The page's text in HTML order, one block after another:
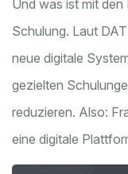
Und was ist mit
Schulung. Laut
neue digitale
gezielten
reduzieren. Also:
eine digitale